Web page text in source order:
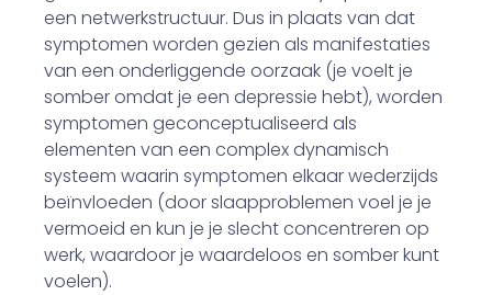
een netwerkstructuur. Dus in plaats van dat
symptomen worden gezien als manifestaties
van een onderliggende oorzaak (je voelt je
somber omdat je een depressie hebt), worden
symptomen geconceptualiseerd als
elementen van een complex dynamisch
systeem waarin symptomen elkaar wederzijds
beïnvloeden (door slaapproblemen voel je je
vermoeid en kun je je slecht concentreren op
werk, waardoor je waardeloos en somber kunt
voelen).